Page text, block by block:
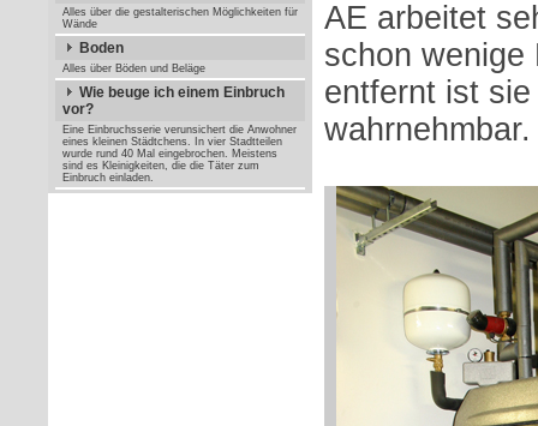
Alles über die gestalterischen Möglichkeiten für
Wände
Boden
Alles über Böden und Beläge
Wie beuge ich einem Einbruch
vor?
Eine Einbruchsserie verunsichert die Anwohner
eines kleinen Städtchens. In vier Stadtteilen
wurde rund 40 Mal eingebrochen. Meistens
sind es Kleinigkeiten, die die Täter zum
Einbruch einladen.
AE arbeitet
schon wenige
entfernt ist
wahrnehmbar.